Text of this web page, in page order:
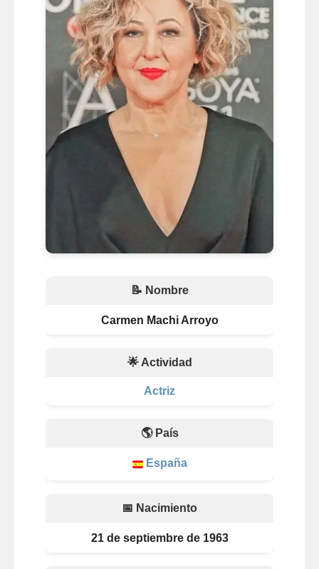
📝 Nombre
Carmen Machi Arroyo
🌟 Actividad
Actriz
🌎 País
España
📅 Nacimiento
21 de septiembre de 1963